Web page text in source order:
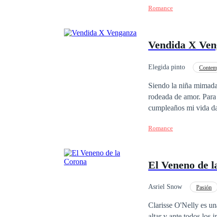
hermoso parecer
Romance
Vendida X
Elegida pinto
Siendo la niña
rodeada de amor.
cumpleaños mi vida
enemiga, fui raptada
chica inocente y pura
invito a que
Romance
El Veneno de
Asriel Snow Pasión
Clarisse O'Nelly es